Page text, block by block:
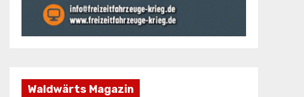
Waldwärts Magazin